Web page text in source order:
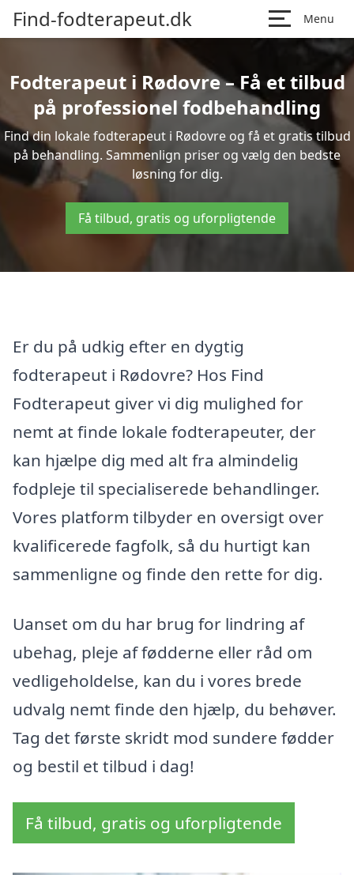
Find-fodterapeut.dk Menu
Fodterapeut i Rødovre – Få et tilbud
på professionel fodbehandling
Find din lokale fodterapeut i Rødovre og få et gratis tilbud
på behandling. Sammenlign priser og vælg den bedste
løsning for dig.
Få tilbud, gratis og uforpligtende
Er du på udkig efter en dygtig
fodterapeut i Rødovre? Hos Find
Fodterapeut giver vi dig mulighed for
nemt at finde lokale fodterapeuter, der
kan hjælpe dig med alt fra almindelig
fodpleje til specialiserede behandlinger.
Vores platform tilbyder en oversigt over
kvalificerede fagfolk, så du hurtigt kan
sammenligne og finde den rette for dig.
Uanset om du har brug for lindring af
ubehag, pleje af fødderne eller råd om
vedligeholdelse, kan du i vores brede
udvalg nemt finde den hjælp, du behøver.
Tag det første skridt mod sundere fødder
og bestil et tilbud i dag!
Få tilbud, gratis og uforpligtende